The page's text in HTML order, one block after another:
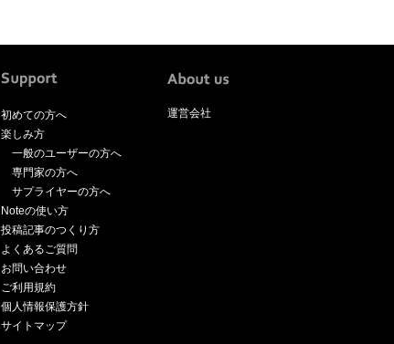
初めての方へ
楽しみ方
一般のユーザーの方へ
専門家の方へ
サプライヤーの方へ
Noteの使い方
投稿記事のつくり方
よくあるご質問
お問い合わせ
ご利用規約
個人情報保護方針
サイトマップ
運営会社